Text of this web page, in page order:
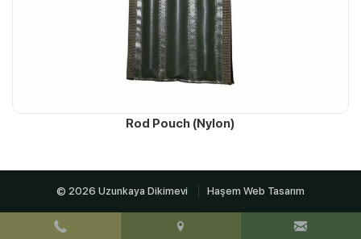
Rod Pouch (Nylon)
© 2026 Uzunkaya Dikimevi Haşem Web Tasarım